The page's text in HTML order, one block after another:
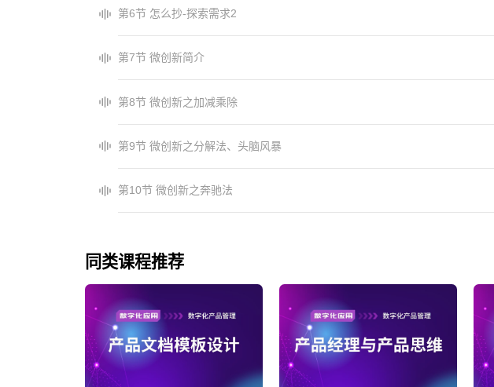
第6节 怎么抄-探索需求2
第7节 微创新简介
第8节 微创新之加减乘除
第9节 微创新之分解法、头脑风暴
第10节 微创新之奔驰法
同类课程推荐